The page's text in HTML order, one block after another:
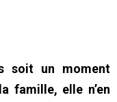
soit un moment
famille, elle n’en